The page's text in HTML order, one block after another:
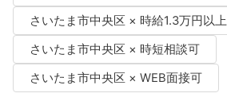
さいたま市中央区 × 時給1.3万円以上
さいたま市中央区 × 時短相談可
さいたま市中央区 × WEB面接可